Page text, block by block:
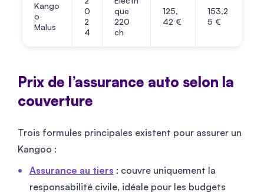
Kango
o
Malus
0
2
4
que
220
ch
125,
42 €
153,2
5 €
Prix de l’assurance auto selon la
couverture
Trois formules principales existent pour assurer un
Kangoo :
Assurance au tiers : couvre uniquement la
responsabilité civile, idéale pour les budgets